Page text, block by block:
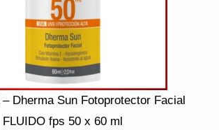
– Dherma Sun Fotoprotector Facial
FLUIDO fps 50 x 60 ml